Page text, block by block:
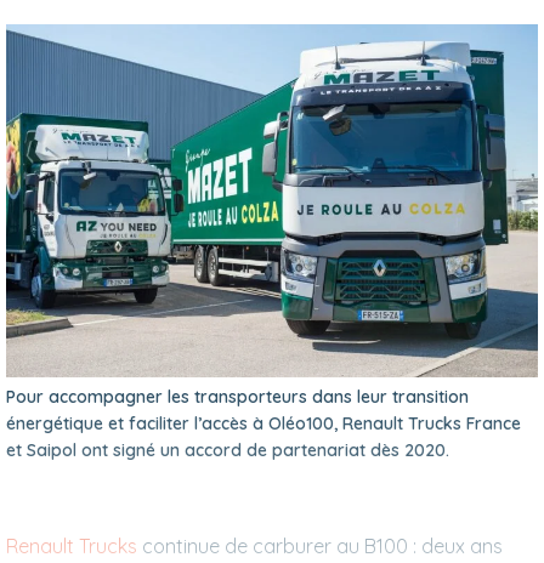
Pour accompagner les transporteurs dans leur transition
énergétique et faciliter l’accès à Oléo100, Renault Trucks France
et Saipol ont signé un accord de partenariat dès 2020.
Renault Trucks continue de carburer au B100 : deux ans